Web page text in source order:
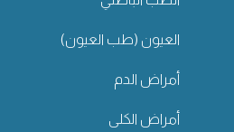
العيون (طب العيون)
أمراض الدم
أمراض الكلى